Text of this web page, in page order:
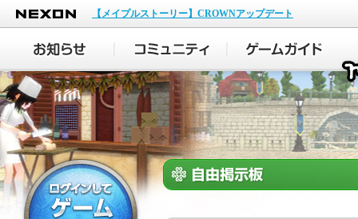
NEXON
【メイプルストーリー】CROWNアップデート